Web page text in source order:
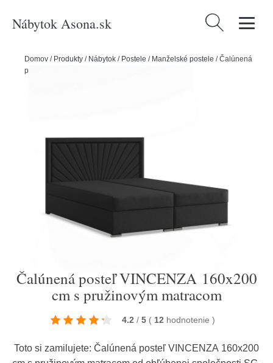
Nábytok Asona.sk Hľadať:
Domov / Produkty / Nábytok / Postele / Manželské postele /Čalúnená
posteľ VINCENZA 160x200 cm s pružinovým matracom
Čalúnená posteľ VINCENZA 160x200
cm s pružinovým matracom
4.2 / 5 ( 12 hodnotenie )
Toto si zamilujete: Čalúnená posteľ VINCENZA 160x200